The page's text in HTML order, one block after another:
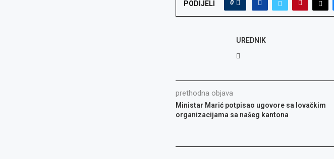
PODIJELI 0
UREDNIK
prethodna objava
Ministar Marić potpisao ugovore sa lovačkim
organizacijama sa našeg kantona